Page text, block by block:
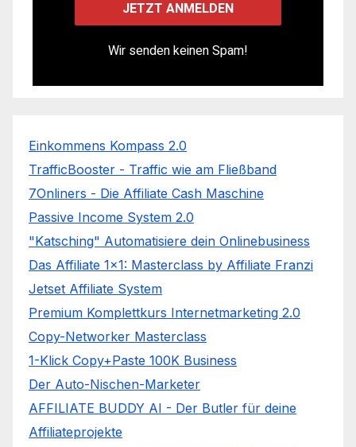
Wir senden keinen Spam!
Einkommens Kompass 2.0
TrafficBooster - Traffic wie am Fließband
7Onliners - Die Affiliate Cash Maschine
Passive Income System 2.0
"Katsching" Automatisiere dein Onlinebusiness
Das Affiliate 1x1: Masterclass by Affiliate Franzi
Jetset Affiliate System
Premium Komplettkurs Internetmarketing 2.0
Copy-Networker Masterclass
1-Klick Copy+Paste 100K Business
Der Auto-Nischen-Marketer
AFFILIATE BUDDY AI - Der Butler für deine
Affiliateprojekte